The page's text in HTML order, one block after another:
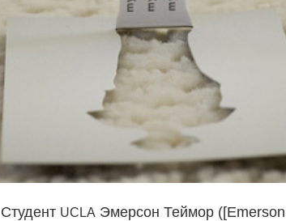
Студент UCLA Эмерсон Теймор